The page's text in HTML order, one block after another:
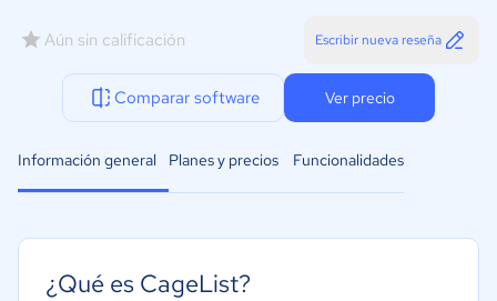
Aún sin calificación Escribir nueva reseña
Comparar software Ver precio
Información general Planes y precios Funcionalidades
¿Qué es CageList?